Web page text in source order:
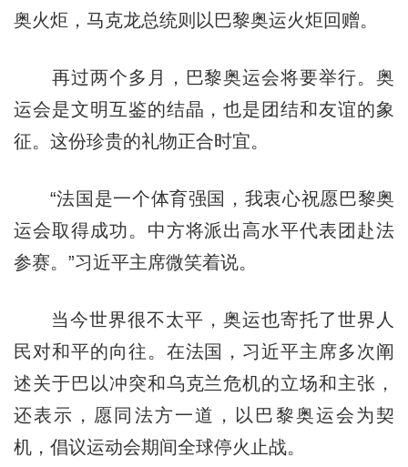
奥火炬，马克龙总统则以巴黎奥运火炬回赠。
再过两个多月，巴黎奥运会将要举行。奥
运会是文明互鉴的结晶，也是团结和友谊的象
征。这份珍贵的礼物正合时宜。
“法国是一个体育强国，我衷心祝愿巴黎奥
运会取得成功。中方将派出高水平代表团赴法
参赛。”习近平主席微笑着说。
当今世界很不太平，奥运也寄托了世界人
民对和平的向往。在法国，习近平主席多次阐
述关于巴以冲突和乌克兰危机的立场和主张，
还表示，愿同法方一道，以巴黎奥运会为契
机，倡议运动会期间全球停火止战。